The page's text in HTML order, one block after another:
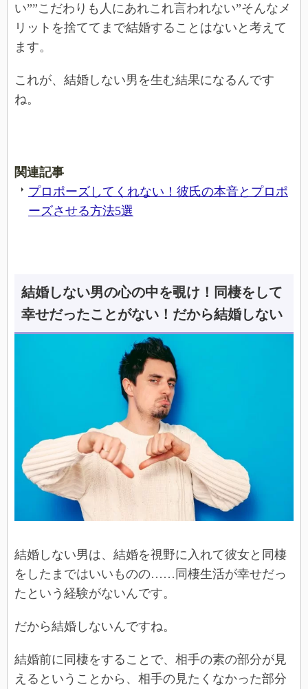
い””こだわりも人にあれこれ言われない”そんなメ
リットを捨ててまで結婚することはないと考えて
ます。
これが、結婚しない男を生む結果になるんです
ね。
関連記事
プロポーズしてくれない！彼氏の本音とプロポ
ーズさせる方法5選
結婚しない男の心の中を覗け！同棲をして
幸せだったことがない！だから結婚しない
結婚しない男は、結婚を視野に入れて彼女と同棲
をしたまではいいものの……同棲生活が幸せだっ
たという経験がないんです。
だから結婚しないんですね。
結婚前に同棲をすることで、相手の素の部分が見
えるということから、相手の見たくなかった部分